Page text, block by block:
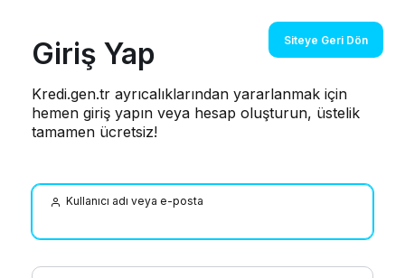
Siteye Geri Dön
Giriş Yap
Kredi.gen.tr ayrıcalıklarından yararlanmak için
hemen giriş yapın veya hesap oluşturun, üstelik
tamamen ücretsiz!
Kullanıcı adı veya e-posta